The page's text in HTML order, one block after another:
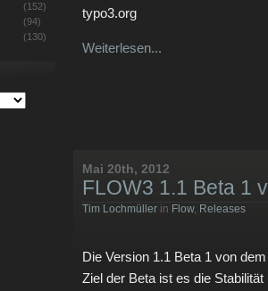
typo3.org
Weiterlesen...
Mai 20th, 2012
FLOW3 1.1 Beta 1
Tim Lochmüller in Flow, Releases
Die Version 1.1 Beta 1 von
Ziel der Beta ist es die
(152)
(94)
(130)